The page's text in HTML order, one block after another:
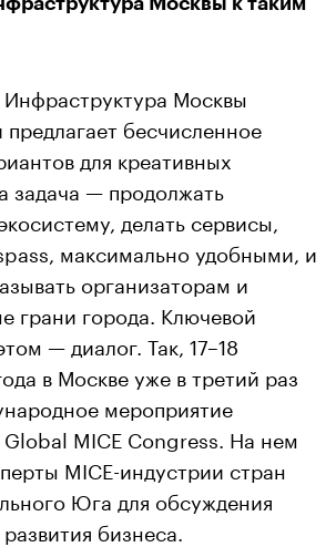
Москвы
предлагает бесчисленное
для креативных
— продолжать
делать сервисы,
максимально удобными, и
организаторам и
грани города. Ключевой
— диалог. Так, 17–18
в Москве уже в третий раз
мероприятие
MICE Congress. На нем
MICE-индустрии стран
Юга для обсуждения
бизнеса.